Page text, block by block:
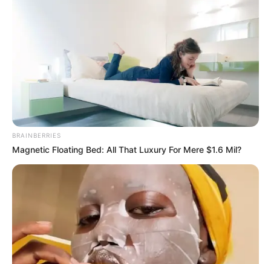
BRAINBERRIES
Magnetic Floating Bed: All That Luxury For Mere $1.6 Mil?